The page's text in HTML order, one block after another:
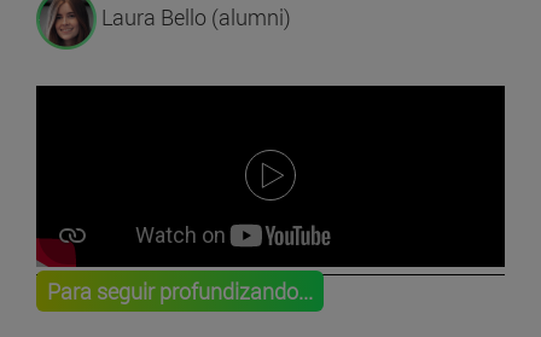
Laura Bello (alumni)
Para seguir profundizando...